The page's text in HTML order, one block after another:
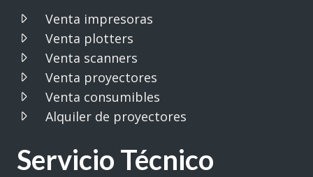
Venta impresoras
Venta plotters
Venta scanners
Venta proyectores
Venta consumibles
Alquiler de proyectores
Servicio Técnico